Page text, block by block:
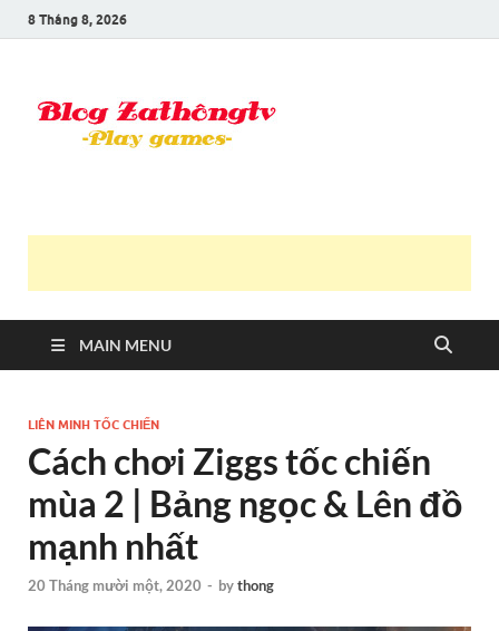
8 Tháng 8, 2026
MAIN MENU
LIÊN MINH TỐC CHIẾN
Cách chơi Ziggs tốc chiến
mùa 2 | Bảng ngọc & Lên đồ
mạnh nhất
20 Tháng mười một, 2020 - bythong